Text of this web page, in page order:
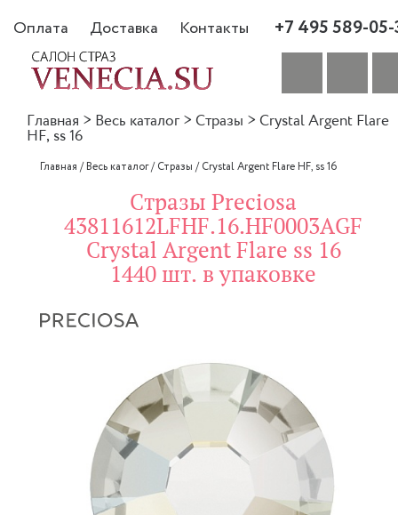
Оплата Доставка Контакты +7 495 589-
Главная > Весь каталог > Стразы > Crystal Argent Flare
HF, ss 16
Главная /Весь каталог/Стразы /Crystal Argent Flare HF, ss 16
Стразы Preciosa
43811612LFHF.16.HF0003AGF
Crystal Argent Flare ss 16
1440 шт. в упаковке